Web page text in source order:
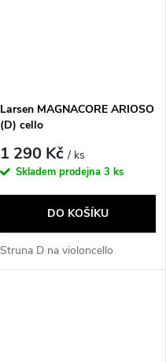
Larsen MAGNACORE ARIOSO
(D) cello
1 290 Kč/ ks
Skladem prodejna 3 ks
DO KOŠÍKU
Struna D na violoncello